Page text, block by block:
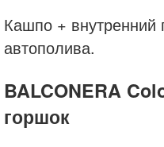
Кашпо + внутренний
автополива.
BALCONERA
горшок